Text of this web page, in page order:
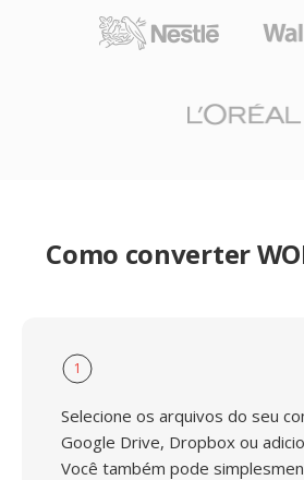
Como converter
1
Selecione os arquivos do seu
Google Drive, Dropbox ou
Você também pode